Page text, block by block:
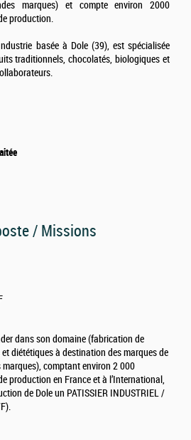
/ Missions
dans son domaine (fabrication de
diététiques à destination des marques de
comptant environ 2 000
production en France et à l’International,
de Dole un PATISSIER INDUSTRIEL /
marques) et compte environ 2000
production.
basée à Dole (39), est spécialisée
traditionnels, chocolatés, biologiques et